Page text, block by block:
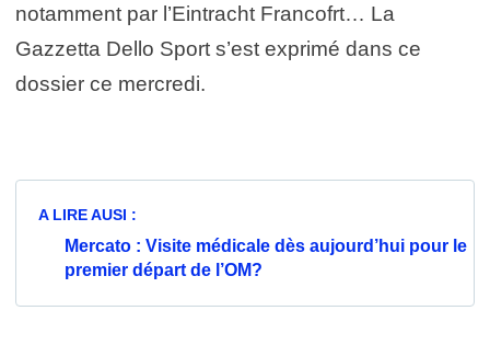
notamment par l’Eintracht Francofrt… La
Gazzetta Dello Sport s’est exprimé dans ce
dossier ce mercredi.
A LIRE AUSI :
Mercato : Visite médicale dès aujourd’hui pour le
premier départ de l’OM?